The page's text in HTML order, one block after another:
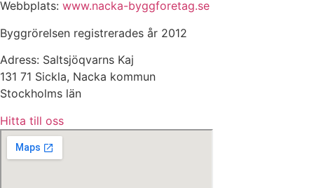
Webbplats: www.nacka-byggforetag.se
Byggrörelsen registrerades år 2012
Adress: Saltsjöqvarns Kaj
131 71 Sickla, Nacka kommun
Stockholms län
Hitta till oss